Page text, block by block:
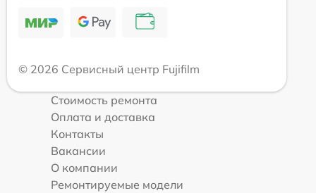
© 2026 Сервисный центр Fujifilm
Стоимость ремонта
Оплата и доставка
Контакты
Вакансии
О компании
Ремонтируемые модели